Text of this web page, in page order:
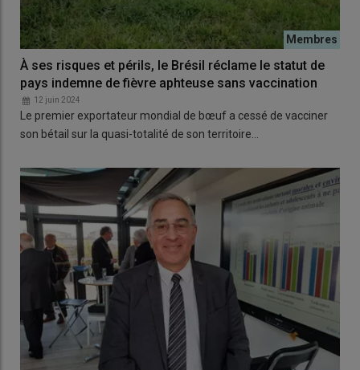
À ses risques et périls, le Brésil réclame le statut de
pays indemne de fièvre aphteuse sans vaccination
12 juin 2024
Le premier exportateur mondial de bœuf a cessé de vacciner
son bétail sur la quasi-totalité de son territoire…